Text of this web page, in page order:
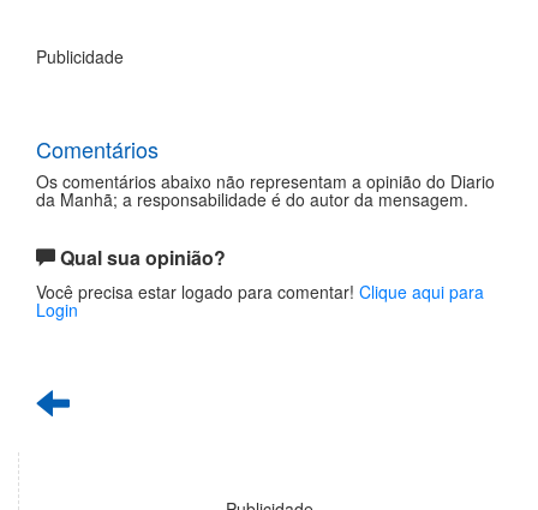
Publicidade
Comentários
Os comentários abaixo não representam a opinião do Diario
da Manhã; a responsabilidade é do autor da mensagem.
Qual sua opinião?
Você precisa estar logado para comentar! Clique aqui para
Login